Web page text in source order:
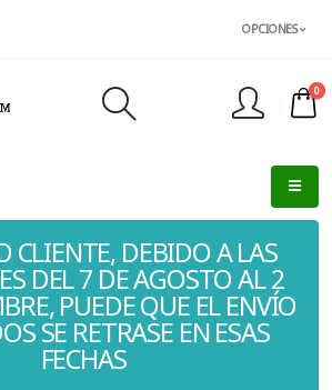
OPCIONES
0
CLIENTE, DEBIDO A LAS
DEL 7 DE AGOSTO AL 2
PUEDE QUE EL ENVÍO
SE RETRASE EN ESAS
FECHAS